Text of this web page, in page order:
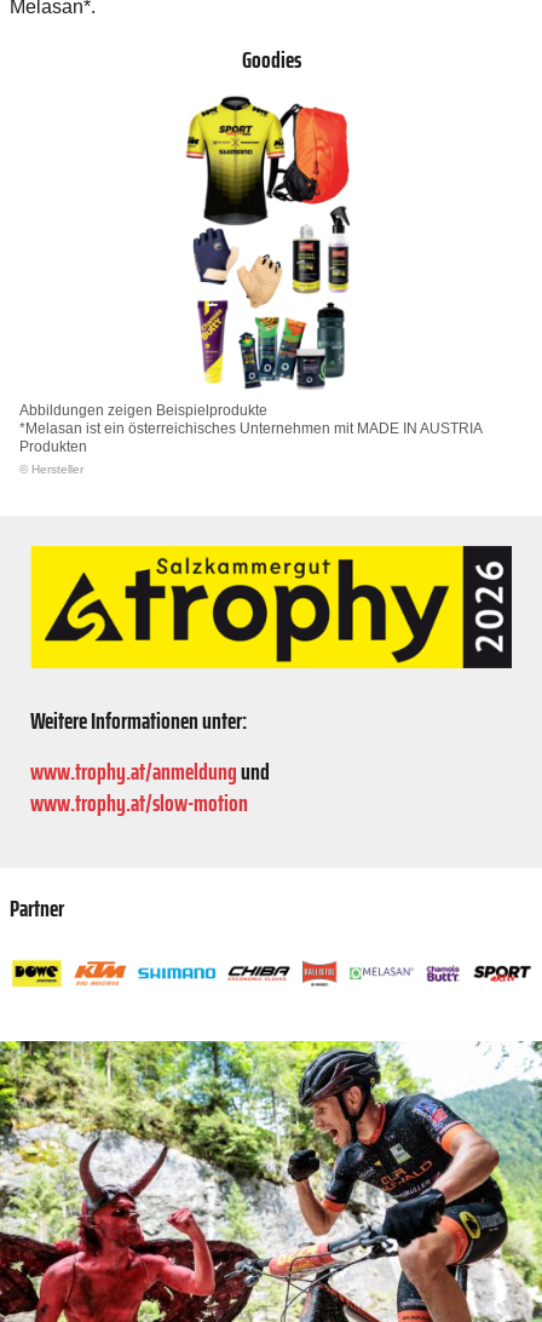
Melasan*.
Goodies
Abbildungen zeigen Beispielprodukte
*Melasan ist ein österreichisches Unternehmen mit MADE IN AUSTRIA
Produkten
© Hersteller
Weitere Informationen unter:
www.trophy.at/anmeldungund
www.trophy.at/slow-motion
Partner